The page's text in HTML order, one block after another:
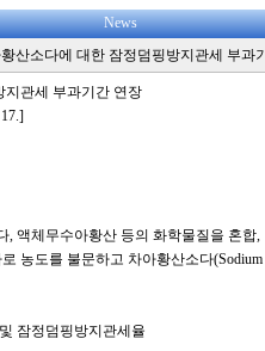
News
산소다에 대한 잠정덤핑방지관세 부과
지관세 부과기간 연장
, 액체무수아황산 등의 화학물질을 혼합,
농도를 불문하고 차아황산소다(Sodium
잠정덤핑방지관세율